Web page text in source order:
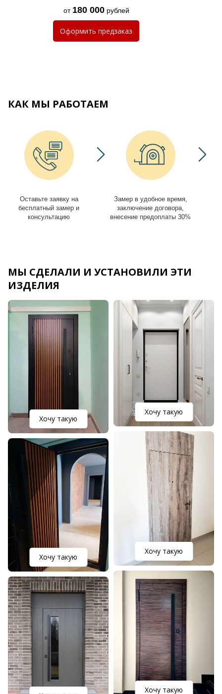
от 180 000рублей
Оформить предзаказ
КАК МЫ РАБОТАЕМ
Оставьте заявку на
бесплатный замер и
консультацию
Замер в удобное время,
заключение договора,
внесение предоплаты 30%
МЫ СДЕЛАЛИ И УСТАНОВИЛИ ЭТИ
ИЗДЕЛИЯ
Хочу такую
Хочу такую
Хочу такую
Хочу такую
Хочу такую